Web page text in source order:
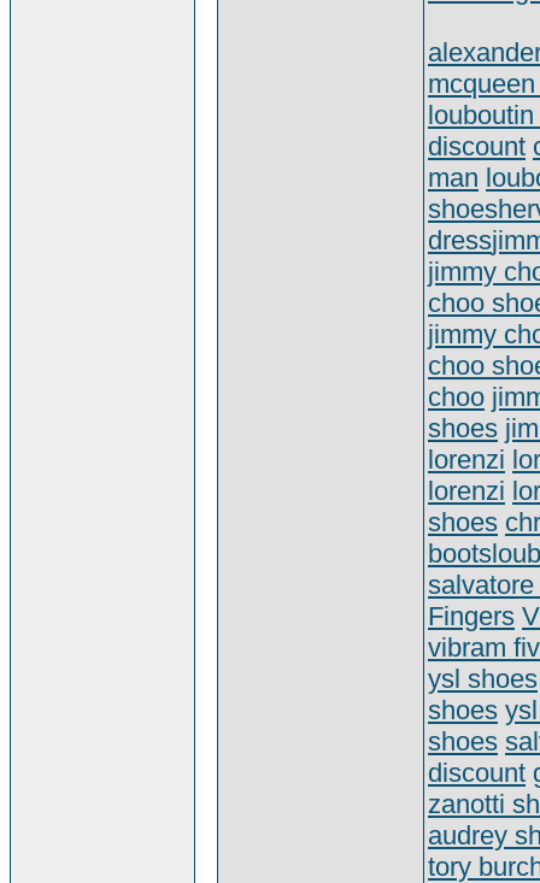
discount
man
shoes
dress
jimmy
choo
jimmy
choo
choo
shoes
lorenzi
lorenzi
shoes
boots
Fingers
vibram
ysl shoes
shoes
shoes
discount
zanotti
audrey
tory